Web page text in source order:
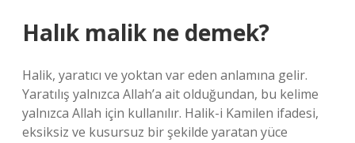
Halık malik ne demek?
Halik, yaratıcı ve yoktan var eden anlamına gelir.
Yaratılış yalnızca Allah’a ait olduğundan, bu kelime
yalnızca Allah için kullanılır. Halik-i Kamilen ifadesi,
eksiksiz ve kusursuz bir şekilde yaratan yüce